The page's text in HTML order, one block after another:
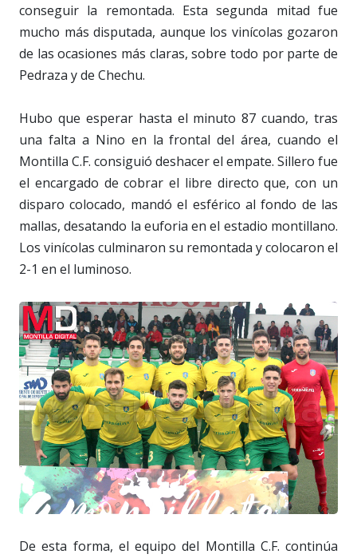
conseguir la remontada. Esta segunda mitad fue
mucho más disputada, aunque los vinícolas gozaron
de las ocasiones más claras, sobre todo por parte de
Pedraza y de Chechu.
Hubo que esperar hasta el minuto 87 cuando, tras
una falta a Nino en la frontal del área, cuando el
Montilla C.F. consiguió deshacer el empate. Sillero fue
el encargado de cobrar el libre directo que, con un
disparo colocado, mandó el esférico al fondo de las
mallas, desatando la euforia en el estadio montillano.
Los vinícolas culminaron su remontada y colocaron el
2-1 en el luminoso.
De esta forma, el equipo del Montilla C.F. continúa